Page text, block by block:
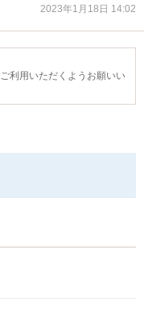
2023年1月18日 14:02
利用いただくようお願いい